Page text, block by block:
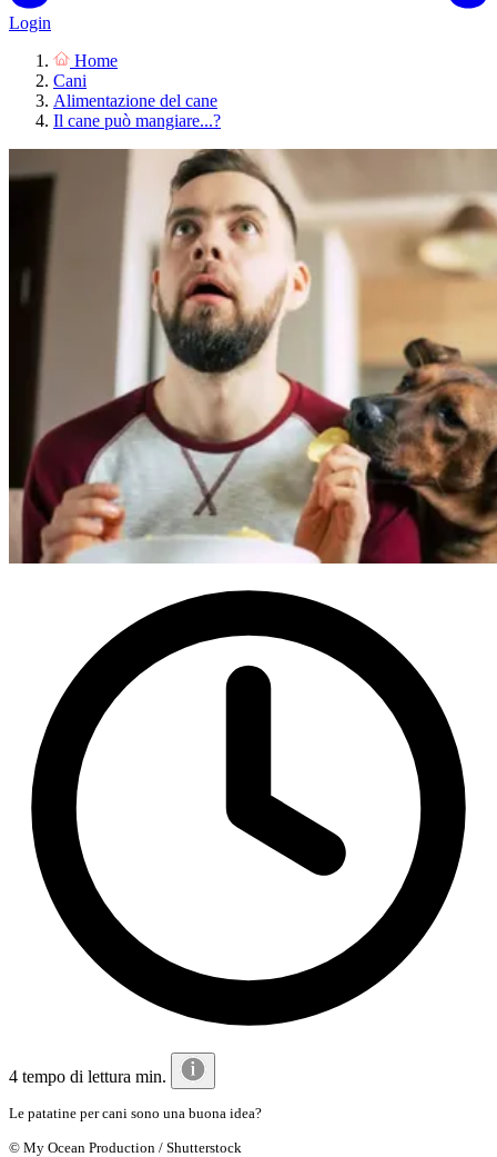
Login
Home
Cani
Alimentazione del cane
Il cane può mangiare...?
4 tempo di lettura min.
Le patatine per cani sono una buona idea?
© My Ocean Production / Shutterstock